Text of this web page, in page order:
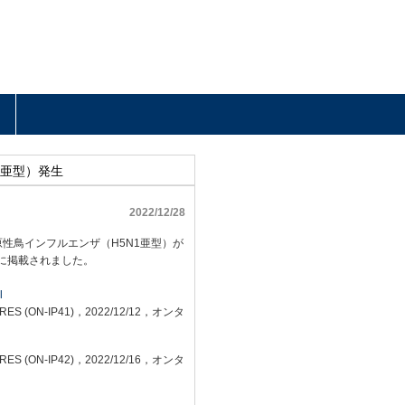
型）発生
2022/12/28
鳥インフルエンザ（H5N1亜型）が
載されました。
(ON-IP41)，2022/12/12，オンタ
(ON-IP42)，2022/12/16，オンタ